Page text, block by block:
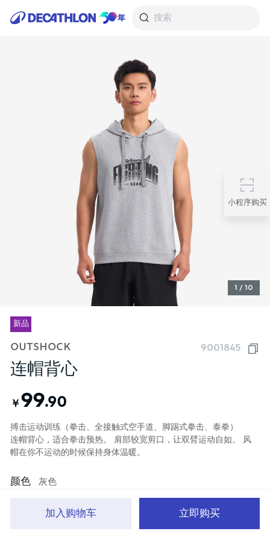
搜索
小程序购买
1 / 10
新品
OUTSHOCK 9001845
连帽背心
￥ 99.90
搏击运动训练（拳击、全接触式空手道、脚踢式拳击、泰拳）
连帽背心，适合拳击预热。 肩部较宽剪口，让双臂运动自如。 风
帽在你不运动的时候保持身体温暖。
颜色 灰色
加入购物车 立即购买